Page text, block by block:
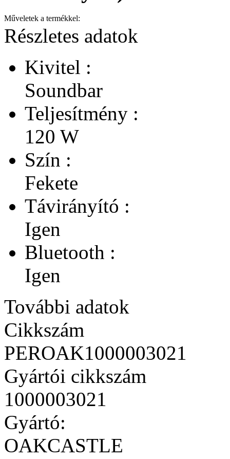
Műveletek a termékkel:
Részletes adatok
Kivitel :
Soundbar
Teljesítmény :
120 W
Szín :
Fekete
Távirányító :
Igen
Bluetooth :
Igen
További adatok
Cikkszám
PEROAK1000003021
Gyártói cikkszám
1000003021
Gyártó:
OAKCASTLE